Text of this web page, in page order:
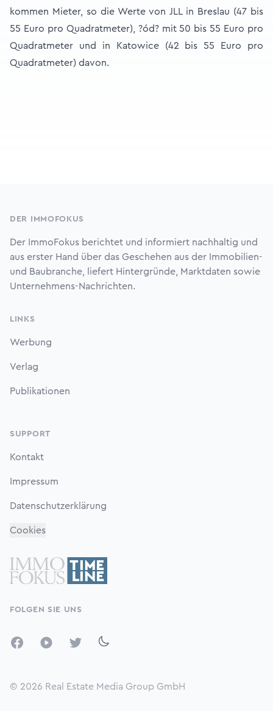
kommen Mieter, so die Werte von JLL in Breslau (47 bis
55 Euro pro Quadratmeter), ?ód? mit 50 bis 55 Euro pro
Quadratmeter und in Katowice (42 bis 55 Euro pro
Quadratmeter) davon.
DER IMMOFOKUS
Der ImmoFokus berichtet und informiert nachhaltig und
aus erster Hand über das Geschehen aus der Immobilien-
und Baubranche, liefert Hintergründe, Marktdaten sowie
Unternehmens-Nachrichten.
LINKS
Werbung
Verlag
Publikationen
SUPPORT
Kontakt
Impressum
Datenschutzerklärung
Cookies
FOLGEN SIE UNS
FacebookYouTubeTwitter
© 2026 Real Estate Media Group GmbH